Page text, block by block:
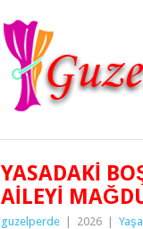
YASADAKI
AILEYI
guzelperde 2026